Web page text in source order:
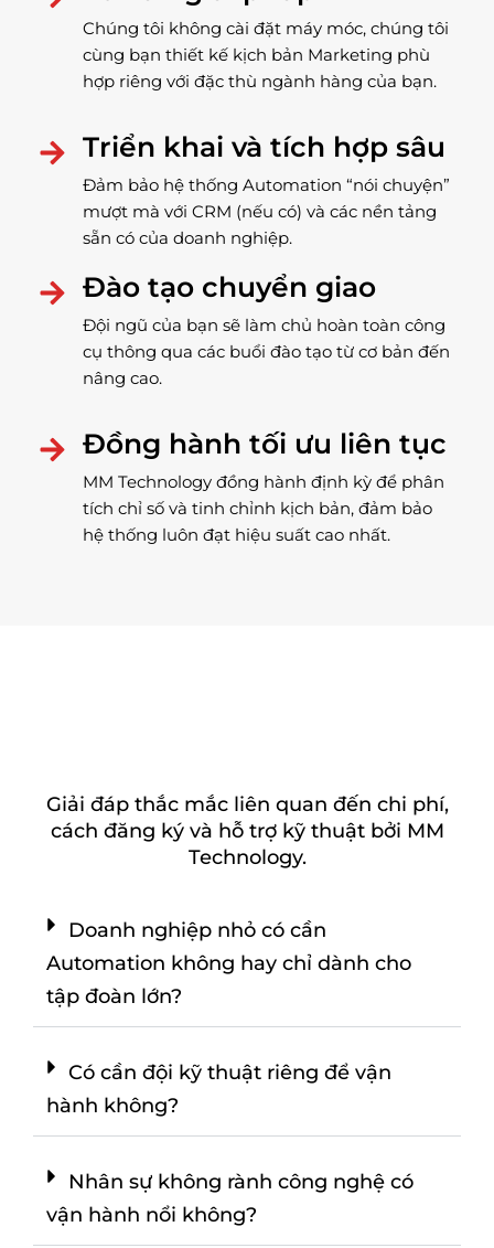
Chúng tôi không cài đặt máy móc, chúng tôi
cùng bạn thiết kế kịch bản Marketing phù
hợp riêng với đặc thù ngành hàng của bạn.
Triển khai và tích hợp sâu
Đảm bảo hệ thống Automation “nói chuyện”
mượt mà với CRM (nếu có) và các nền tảng
sẵn có của doanh nghiệp.
Đào tạo chuyển giao
Đội ngũ của bạn sẽ làm chủ hoàn toàn công
cụ thông qua các buổi đào tạo từ cơ bản đến
nâng cao.
Đồng hành tối ưu liên tục
MM Technology đồng hành định kỳ để phân
tích chỉ số và tinh chỉnh kịch bản, đảm bảo
hệ thống luôn đạt hiệu suất cao nhất.
Giải đáp thắc mắc liên quan đến chi phí,
cách đăng ký và hỗ trợ kỹ thuật bởi MM
Technology.
Doanh nghiệp nhỏ có cần
Automation không hay chỉ dành cho
tập đoàn lớn?
Có cần đội kỹ thuật riêng để vận
hành không?
Nhân sự không rành công nghệ có
vận hành nổi không?